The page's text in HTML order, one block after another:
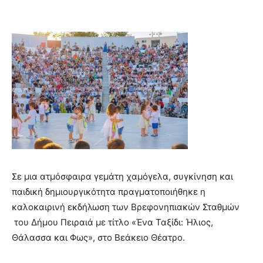
Σε μια ατμόσφαιρα γεμάτη χαμόγελα, συγκίνηση και
παιδική δημιουργικότητα πραγματοποιήθηκε η
καλοκαιρινή εκδήλωση των Βρεφονηπιακών Σταθμών
του Δήμου Πειραιά με τίτλο «Ένα Ταξίδι: Ήλιος,
Θάλασσα και Φως», στο Βεάκειο Θέατρο.